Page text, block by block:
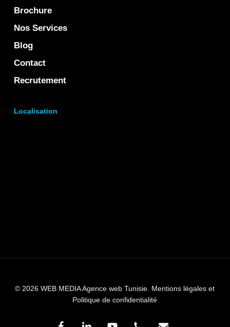
Brochure
Nos Services
Blog
Contact
Recrutement
Localisation
© 2026 WEB MEDIA Agence web Tunisie. Mentions légales et
Politique de confidentialité